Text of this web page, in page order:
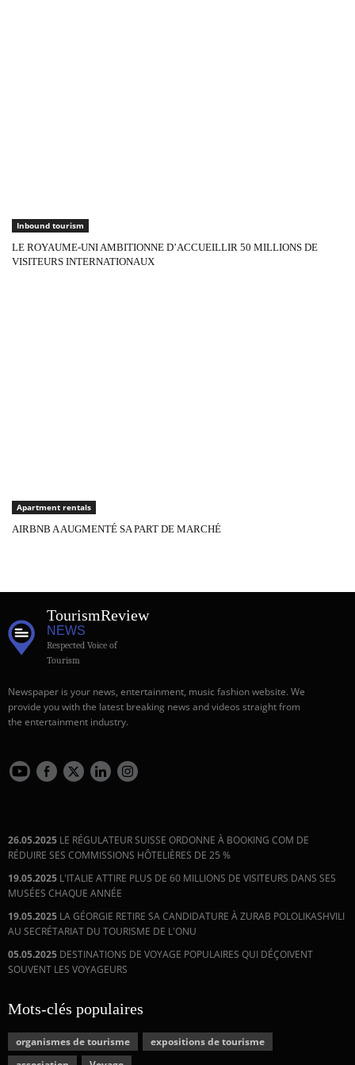
Inbound tourism
LE ROYAUME-UNI AMBITIONNE D’ACCUEILLIR 50 MILLIONS DE
VISITEURS INTERNATIONAUX
Apartment rentals
AIRBNB A AUGMENTÉ SA PART DE MARCHÉ
TourismReview
NEWS
Respected Voice of
Tourism
Newspaper is your news, entertainment, music fashion website. We
provide you with the latest breaking news and videos straight from
the entertainment industry.
26.05.2025 LE RÉGULATEUR SUISSE ORDONNE À BOOKING COM DE
RÉDUIRE SES COMMISSIONS HÔTELIÈRES DE 25 %
19.05.2025 L'ITALIE ATTIRE PLUS DE 60 MILLIONS DE VISITEURS DANS SES
MUSÉES CHAQUE ANNÉE
19.05.2025 LA GÉORGIE RETIRE SA CANDIDATURE À ZURAB POLOLIKASHVILI
AU SECRÉTARIAT DU TOURISME DE L'ONU
05.05.2025 DESTINATIONS DE VOYAGE POPULAIRES QUI DÉÇOIVENT
SOUVENT LES VOYAGEURS
Mots-clés populaires
organismes de tourisme
expositions de tourisme